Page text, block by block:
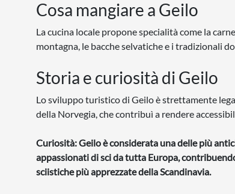
Cosa mangiare a Geilo
La cucina locale propone specialità come la
montagna, le bacche selvatiche e i tradizionali
Storia e curiosità di Geilo
Lo sviluppo turistico di Geilo è strettamente
della Norvegia, che contribuì a rendere
Curiosità: Geilo è considerata una delle più
appassionati di sci da tutta Europa,
sciistiche più apprezzate della Scandinavia.